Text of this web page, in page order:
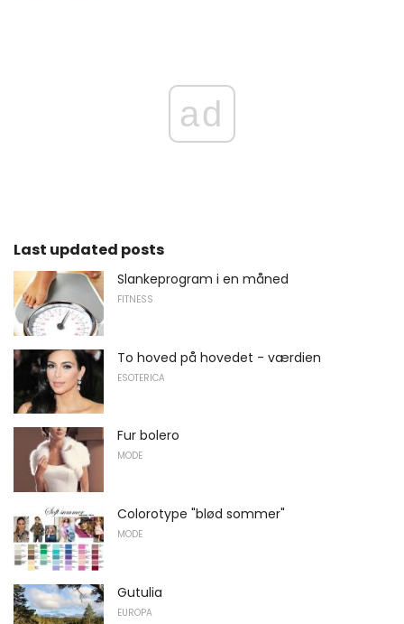
ad
Last updated posts
Slankeprogram i en måned
FITNESS
To hoved på hovedet - værdien
ESOTERICA
Fur bolero
MODE
Colorotype "blød sommer"
MODE
Gutulia
EUROPA